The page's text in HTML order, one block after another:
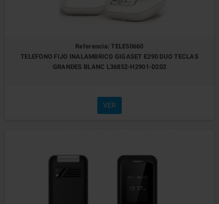
Referencia: TELE50660
TELEFONO FIJO INALAMBRICO GIGASET E290 DUO TECLAS
GRANDES BLANC L36852-H2901-D202
VER